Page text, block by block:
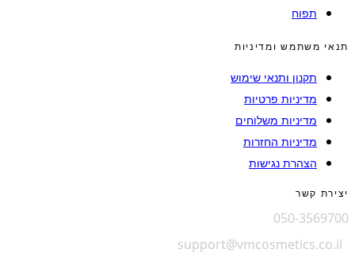
תפוח
תנאי משתמש ומדיניות
תקנון ותנאי שימוש
מדיניות פרטיות
מדיניות משלוחים
מדיניות החזרות
הצהרת נגישות
יצירת קשר
050-3569700
support@vmcosmetics.co.il